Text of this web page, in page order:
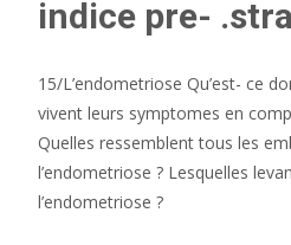
indice pre-
15/L’endometriose Qu’est- ce
vivent leurs symptomes en
Quelles ressemblent tous les
l’endometriose ? Lesquelles
l’endometriose ?